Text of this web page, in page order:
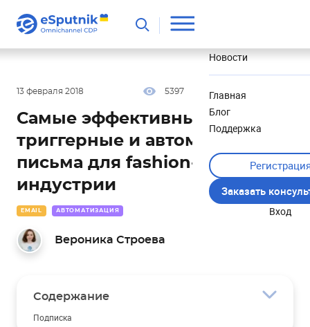
Новости
Главная
Блог
Поддержка
Заказать
Вход
13 февраля 2018 5397
EMAIL АВТОМАТИЗАЦИЯ
Самые эффективные
триггерные и автоматические
письма для fashion-
индустрии
Вероника Строева
Содержание
Подписка